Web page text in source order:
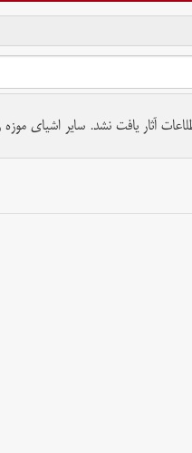
آثار یافت نشد. سایر اشیای
تمام حقوق برای